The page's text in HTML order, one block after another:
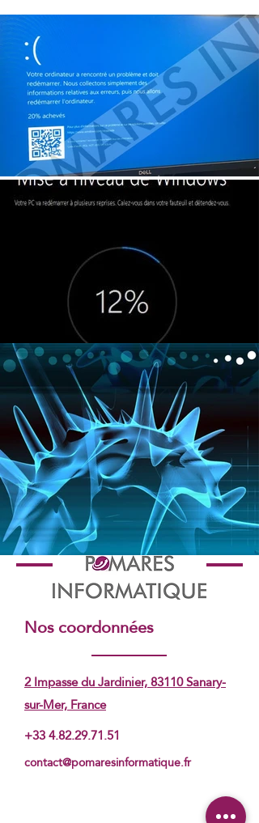
Nos coordonnées
2 Impasse du Jardinier,83110 Sanary-
sur-Mer, France
+33 4.82.29.71.51
contact@pomaresinformatique.fr